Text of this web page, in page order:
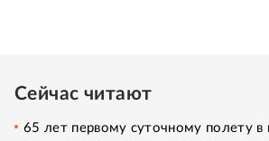
Сейчас читают
65 лет первому суточному полету в